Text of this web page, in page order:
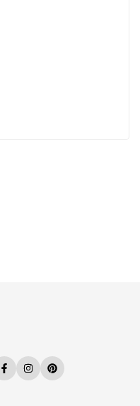
Facebook
InstagramPinterest